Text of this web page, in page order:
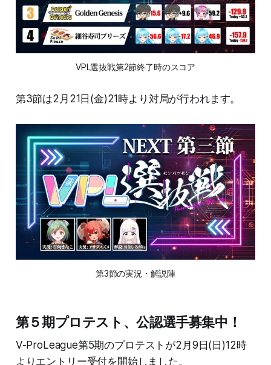
VPL選抜戦第2節終了時のスコア
第3節は2月21日(金)21時より対局が行われます。
第3節の実況・解説陣
第５期プロテスト、公認選手募集中！
V-ProLeague第5期のプロテストが2月9日(日)12時
よりエントリー受付を開始しました。